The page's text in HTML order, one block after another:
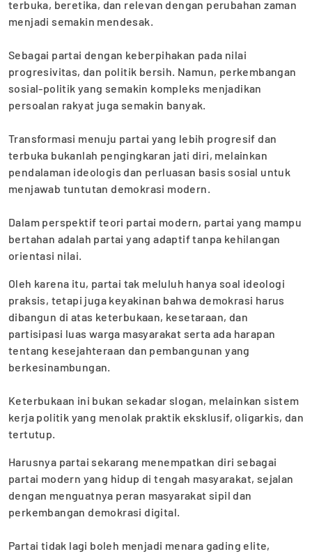
terbuka, beretika, dan relevan dengan perubahan zaman
menjadi semakin mendesak.
‎Sebagai partai dengan keberpihakan pada nilai
progresivitas, dan politik bersih. Namun, perkembangan
sosial-politik yang semakin kompleks menjadikan
persoalan rakyat juga semakin banyak.
‎Transformasi menuju partai yang lebih progresif dan
terbuka bukanlah pengingkaran jati diri, melainkan
pendalaman ideologis dan perluasan basis sosial untuk
menjawab tuntutan demokrasi modern.
‎Dalam perspektif teori partai modern, partai yang mampu
bertahan adalah partai yang adaptif tanpa kehilangan
orientasi nilai.
Oleh karena itu, partai tak meluluh hanya soal ideologi
praksis, tetapi juga keyakinan bahwa demokrasi harus
dibangun di atas keterbukaan, kesetaraan, dan
partisipasi luas warga masyarakat serta ada harapan
tentang kesejahteraan dan pembangunan yang
berkesinambungan.
‎Keterbukaan ini bukan sekadar slogan, melainkan sistem
kerja politik yang menolak praktik eksklusif, oligarkis, dan
tertutup.
Harusnya partai sekarang menempatkan diri sebagai
partai modern yang hidup di tengah masyarakat, sejalan
dengan menguatnya peran masyarakat sipil dan
perkembangan demokrasi digital.
‎Partai tidak lagi boleh menjadi menara gading elite,